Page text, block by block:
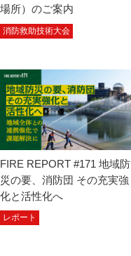
場所）のご案内
消防救助技術大会
FIRE REPORT #171 地域防
災の要、消防団 その充実強
化と活性化へ
レポート